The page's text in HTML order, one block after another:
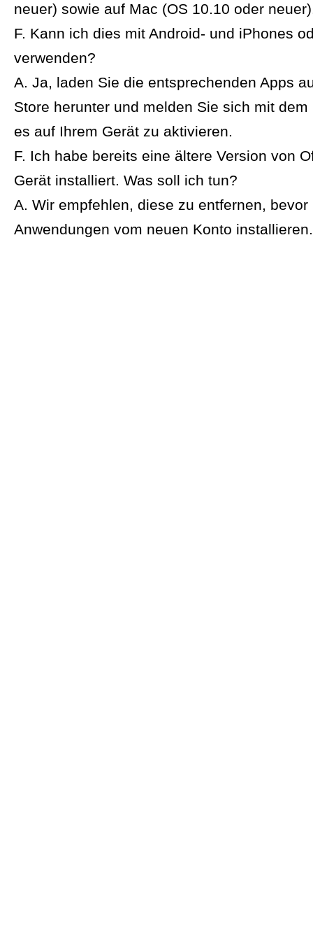
neuer) sowie auf Mac (OS 10.10 oder
F. Kann ich dies mit Android- und iPhones
verwenden?
A. Ja, laden Sie die entsprechenden Apps
Store herunter und melden Sie sich mit
es auf Ihrem Gerät zu aktivieren.
F. Ich habe bereits eine ältere Version von
Gerät installiert. Was soll ich tun?
A. Wir empfehlen, diese zu entfernen, bevor
Anwendungen vom neuen Konto installieren.